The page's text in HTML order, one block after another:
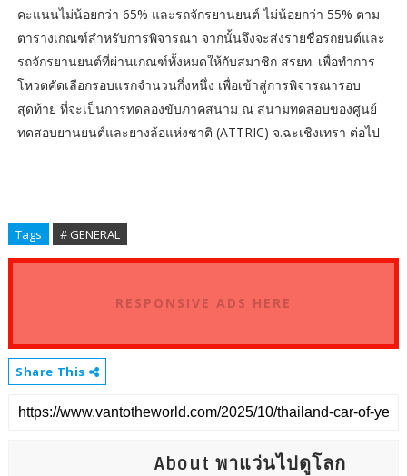
คะแนนไม่น้อยกว่า 65% และรถจักรยานยนต์ ไม่น้อยกว่า 55% ตาม
ตารางเกณฑ์สำหรับการพิจารณา จากนั้นจึงจะส่งรายชื่อรถยนต์และ
รถจักรยานยนต์ที่ผ่านเกณฑ์ทั้งหมดให้กับสมาชิก สรยท. เพื่อทำการ
โหวตคัดเลือกรอบแรกจำนวนกึ่งหนึ่ง เพื่อเข้าสู่การพิจารณารอบ
สุดท้าย ที่จะเป็นการทดลองขับภาคสนาม ณ สนามทดสอบของศูนย์
ทดสอบยานยนต์และยางล้อแห่งชาติ (ATTRIC) จ.ฉะเชิงเทรา ต่อไป
Tags # GENERAL
RESPONSIVE ADS HERE
Share This
About พาแว่นไปดูโลก